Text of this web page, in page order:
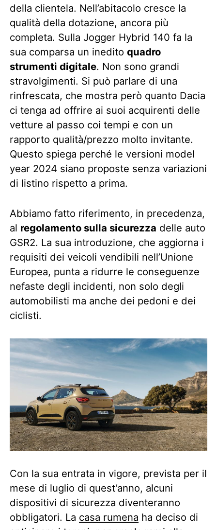
della clientela. Nell’abitacolo cresce la
qualità della dotazione, ancora più
completa. Sulla Jogger Hybrid 140 fa la
sua comparsa un inedito quadro
strumenti digitale. Non sono grandi
stravolgimenti. Si può parlare di una
rinfrescata, che mostra però quanto Dacia
ci tenga ad offrire ai suoi acquirenti delle
vetture al passo coi tempi e con un
rapporto qualità/prezzo molto invitante.
Questo spiega perché le versioni model
year 2024 siano proposte senza variazioni
di listino rispetto a prima.
Abbiamo fatto riferimento, in precedenza,
al regolamento sulla sicurezza delle auto
GSR2. La sua introduzione, che aggiorna i
requisiti dei veicoli vendibili nell’Unione
Europea, punta a ridurre le conseguenze
nefaste degli incidenti, non solo degli
automobilisti ma anche dei pedoni e dei
ciclisti.
Con la sua entrata in vigore, prevista per il
mese di luglio di quest’anno, alcuni
dispositivi di sicurezza diventeranno
obbligatori. La casa rumena ha deciso di